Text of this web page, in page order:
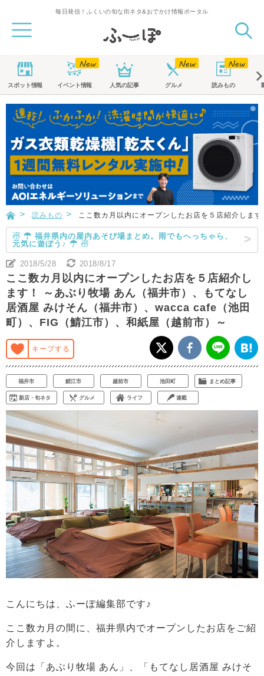
毎日発信！ふくいの旬な街ネタ&おでかけ情報ポータル
スポット情報 イベント情報 人気の記事 グルメ 読みもの
読みもの ここ数カ月以内にオープンしたお店を５店紹介しま
☃ ☂ 福井県内の屋内あそび場まとめ。雨でもへっちゃら、
元気に遊ぼう♪ ☂ ☃
2018/5/28 2018/8/17
ここ数カ月以内にオープンしたお店を５店紹介し
ます！ ～あぶり牧場 あん（福井市）、もてなし
居酒屋 みけそん（福井市）、wacca cafe（池田
町）、FIG（鯖江市）、和紙屋（越前市）～
キープする
福井市 鯖江市 越前市 池田町 まとめ記事
新店・旬ネタ グルメ ライフ 連載
こんにちは、ふーぽ編集部です♪
ここ数カ月の間に、福井県内でオープンしたお店をご紹
介しますよ。
今回は「あぶり牧場 あん」、「もてなし居酒屋 みけそ